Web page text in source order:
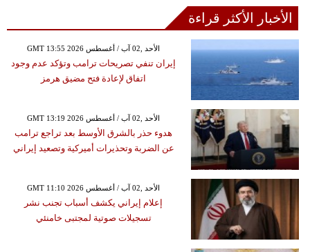
الأخبار الأكثر قراءة
GMT 13:55 2026 الأحد ,02 آب / أغسطس
إيران تنفي تصريحات ترامب وتؤكد عدم وجود
اتفاق لإعادة فتح مضيق هرمز
GMT 13:19 2026 الأحد ,02 آب / أغسطس
هدوء حذر بالشرق الأوسط بعد تراجع ترامب
عن الضربة وتحذيرات أميركية وتصعيد إيراني
GMT 11:10 2026 الأحد ,02 آب / أغسطس
إعلام إيراني يكشف أسباب تجنب نشر
تسجيلات صوتية لمجتبى خامنئي